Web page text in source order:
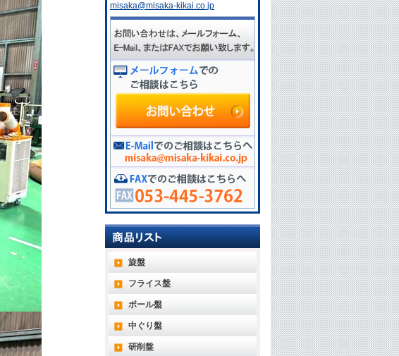
misaka@misaka-kikai.co.jp
旋盤
フライス盤
ボール盤
中ぐり盤
研削盤